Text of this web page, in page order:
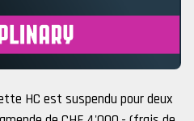
HC est suspendu pour deux